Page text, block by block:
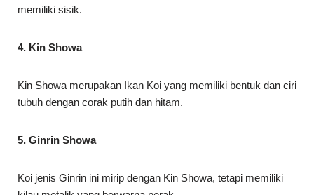
memiliki sisik.
4. Kin Showa
Kin Showa merupakan Ikan Koi yang memiliki bentuk dan ciri
tubuh dengan corak putih dan hitam.
5. Ginrin Showa
Koi jenis Ginrin ini mirip dengan Kin Showa, tetapi memiliki